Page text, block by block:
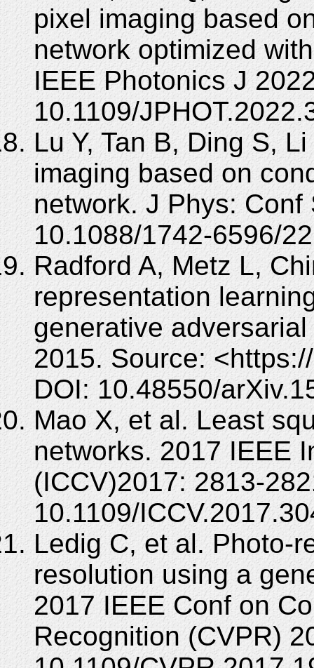
pixel imaging based
network optimized
IEEE Photonics J
10.1109/
Lu Y, Tan B, Ding S,
imaging based on
network. J Phys:
10.1088/1742-6596/
Radford A, Metz L,
representation
generative
2015. Source:
DOI: 10.48550/
Mao X, et al. Least
networks. 2017 IEEE
(ICCV)2017: 2813-
10.1109/
Ledig C, et al. Photo-
resolution using a
2017 IEEE Conf on
Recognition (CVPR)